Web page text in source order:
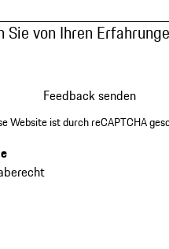
Sie von Ihren
Feedback senden
Website ist durch reCAPTCHA